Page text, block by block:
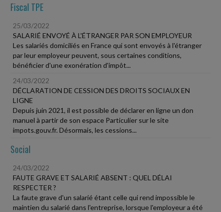
Fiscal TPE
25/03/2022
SALARIÉ ENVOYÉ À L'ÉTRANGER PAR SON EMPLOYEUR
Les salariés domiciliés en France qui sont envoyés à l'étranger
par leur employeur peuvent, sous certaines conditions,
bénéficier d'une exonération d'impôt...
24/03/2022
DÉCLARATION DE CESSION DES DROITS SOCIAUX EN
LIGNE
Depuis juin 2021, il est possible de déclarer en ligne un don
manuel à partir de son espace Particulier sur le site
impots.gouv.fr. Désormais, les cessions...
Social
24/03/2022
FAUTE GRAVE ET SALARIÉ ABSENT : QUEL DÉLAI
RESPECTER ?
La faute grave d'un salarié étant celle qui rend impossible le
maintien du salarié dans l'entreprise, lorsque l'employeur a été